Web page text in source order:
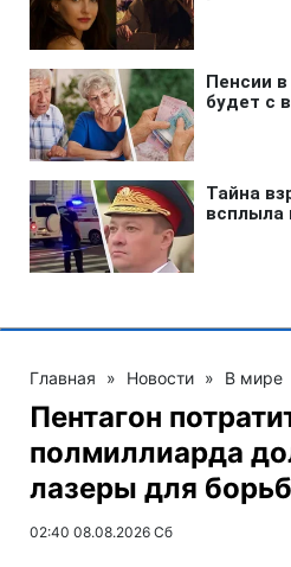
Главная » Новости » В мире
Пентагон
полмиллиарда
лазеры для
02:40 08.08.2026 Сб